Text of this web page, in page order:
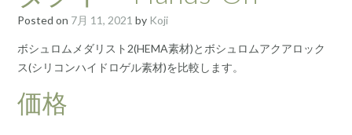
Posted on 7月 11, 2021 by Koji
ボシュロムメダリスト2(HEMA素材)とボシュロムアクアロック
ス(シリコンハイドロゲル素材)を比較します。
価格